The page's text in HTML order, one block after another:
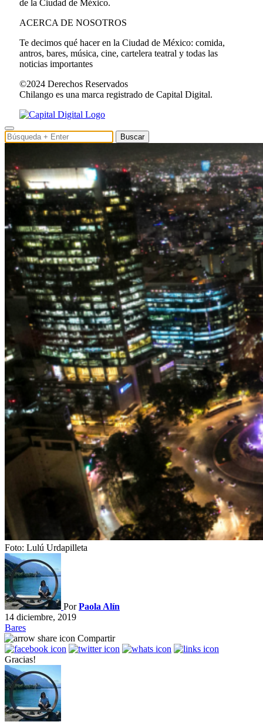
de la Ciudad de México.
ACERCA DE NOSOTROS
Te decimos qué hacer en la Ciudad de México: comida,
antros, bares, música, cine, cartelera teatral y todas las
noticias importantes
©2024 Derechos Reservados
Chilango es una marca registrado de Capital Digital.
Buscar
Foto: Lulú Urdapilleta
PorPaola Alín
14 diciembre, 2019
Bares
Compartir
Gracias!